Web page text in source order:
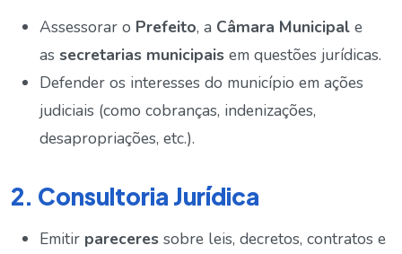
Assessorar o Prefeito, a Câmara Municipal e
as secretarias municipais em questões jurídicas.
Defender os interesses do município em ações
judiciais (como cobranças, indenizações,
desapropriações, etc.).
2. Consultoria Jurídica
Emitir pareceres sobre leis, decretos, contratos e